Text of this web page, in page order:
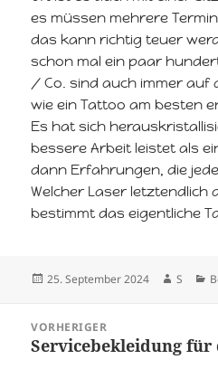
es müssen mehrere
das kann richtig teuer
schon mal ein paar
/ Co. sind auch immer auf
wie ein Tattoo am besten
Es hat sich
bessere Arbeit leistet als
dann Erfahrungen, die
Welcher Laser letztendlich
bestimmt das eigentliche
Veröffentlicht
25. September 2024 Autor
S
VORHERIGER
Vorheriger
Servicebekleidung für